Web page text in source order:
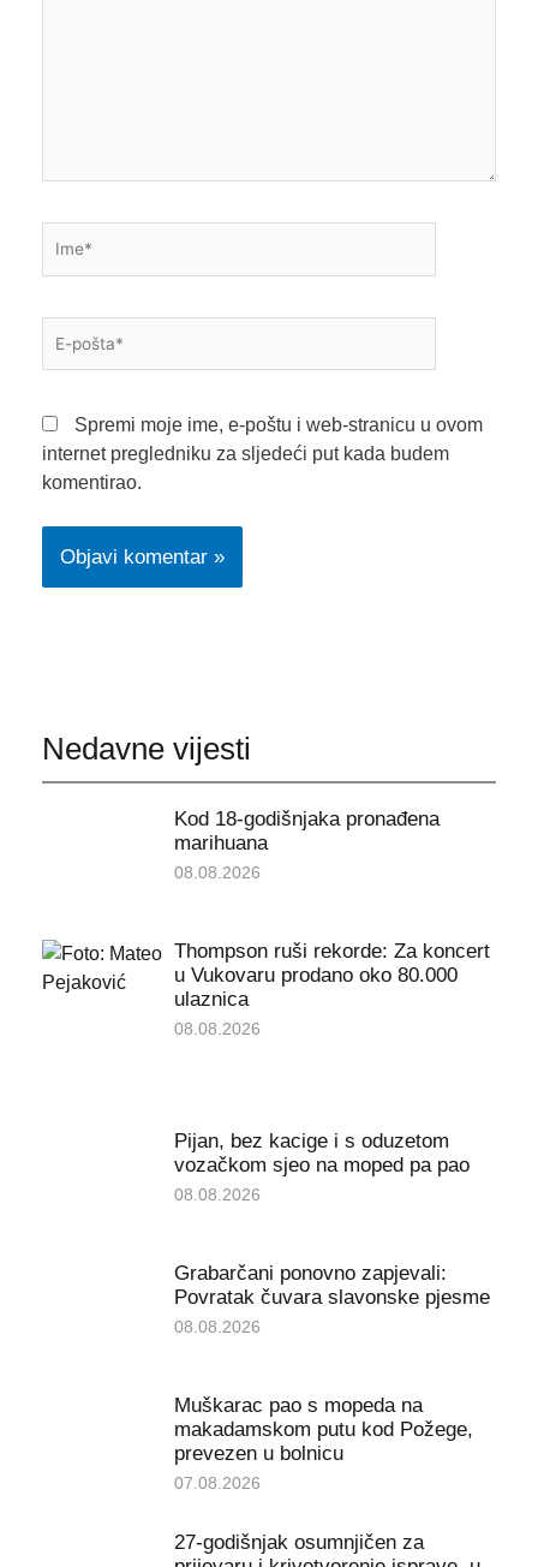
pošta*
Spremi moje ime, e-poštu i web-stranicu u ovom
internet pregledniku za sljedeći put kada budem
komentirao.
Nedavne vijesti
Kod 18-godišnjaka pronađena
marihuana
08.08.2026
Thompson ruši rekorde: Za koncert
u Vukovaru prodano oko 80.000
ulaznica
08.08.2026
Pijan, bez kacige i s oduzetom
vozačkom sjeo na moped pa pao
08.08.2026
Grabarčani ponovno zapjevali:
Povratak čuvara slavonske pjesme
08.08.2026
Muškarac pao s mopeda na
makadamskom putu kod Požege,
prevezen u bolnicu
07.08.2026
27-godišnjak osumnjičen za